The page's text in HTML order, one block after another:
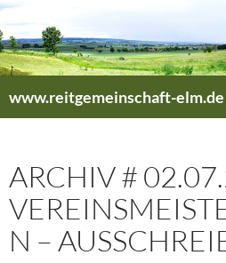
Zum
Inhalt
springen
www.reitgemeinschaft-elm.de
ARCHIV #
N –